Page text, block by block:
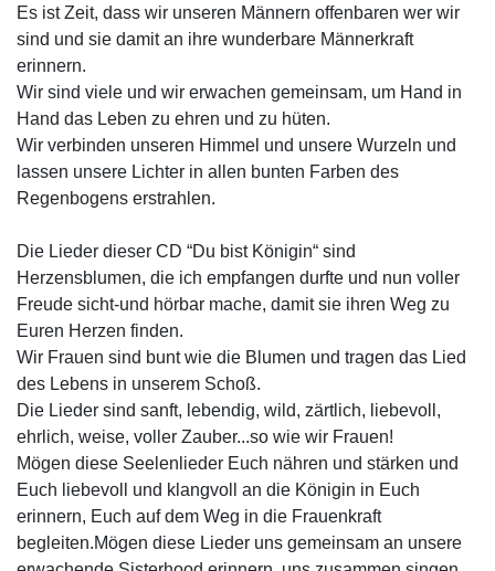
Es ist Zeit, dass wir unseren Männern offenbaren wer wir
sind und sie damit an ihre wunderbare Männerkraft
erinnern.
Wir sind viele und wir erwachen gemeinsam, um Hand in
Hand das Leben zu ehren und zu hüten.
Wir verbinden unseren Himmel und unsere Wurzeln und
lassen unsere Lichter in allen bunten Farben des
Regenbogens erstrahlen.
Die Lieder dieser CD “Du bist Königin“ sind
Herzensblumen, die ich empfangen durfte und nun voller
Freude sicht-und hörbar mache, damit sie ihren Weg zu
Euren Herzen finden.
Wir Frauen sind bunt wie die Blumen und tragen das Lied
des Lebens in unserem Schoß.
Die Lieder sind sanft, lebendig, wild, zärtlich, liebevoll,
ehrlich, weise, voller Zauber...so wie wir Frauen!
Mögen diese Seelenlieder Euch nähren und stärken und
Euch liebevoll und klangvoll an die Königin in Euch
erinnern, Euch auf dem Weg in die Frauenkraft
begleiten.Mögen diese Lieder uns gemeinsam an unsere